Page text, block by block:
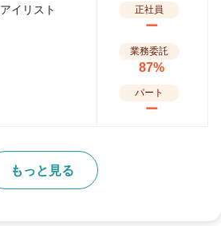
アイリスト 正社員
ー
業務委託
87%
パート
ー
もっと見る